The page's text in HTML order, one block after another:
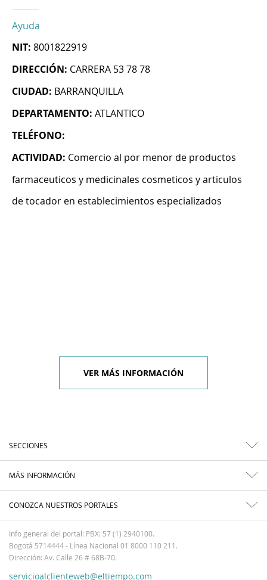
Ayuda
NIT: 8001822919
DIRECCIÓN: CARRERA 53 78 78
CIUDAD: BARRANQUILLA
DEPARTAMENTO: ATLANTICO
TELÉFONO:
ACTIVIDAD: Comercio al por menor de productos
farmaceuticos y medicinales cosmeticos y articulos
de tocador en establecimientos especializados
VER MÁS INFORMACIÓN
SECCIONES
MÁS INFORMACIÓN
CONOZCA NUESTROS PORTALES
Info general del portal: PBX: 57 (1) 2940100.
Bogotá 5714444 - Línea Nacional 01 8000 110 211.
Dirección: Av. Calle 26 # 68B-70.
servicioalclienteweb@eltiempo.com